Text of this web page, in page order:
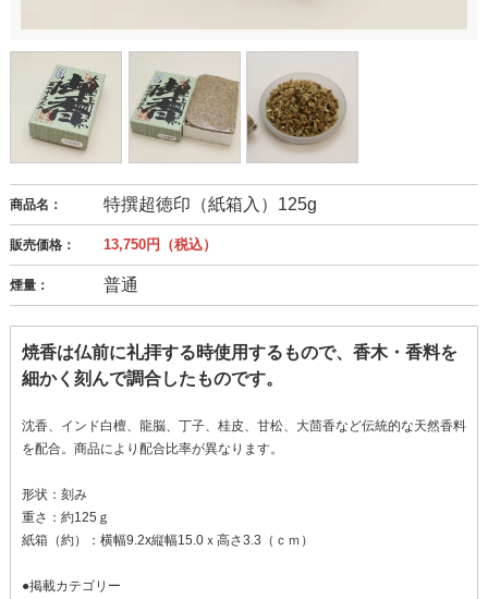
商品名： 特撰超徳印（紙箱入）125g
販売価格： 13,750円（税込）
煙量： 普通
焼香は仏前に礼拝する時使用するもので、香木・香料を
細かく刻んで調合したものです。
沈香、インド白檀、龍脳、丁子、桂皮、甘松、大茴香など伝統的な天然香料
を配合。商品により配合比率が異なります。
形状：刻み
重さ：約125ｇ
紙箱（約）：横幅9.2x縦幅15.0ｘ高さ3.3（ｃｍ）
●掲載カテゴリー